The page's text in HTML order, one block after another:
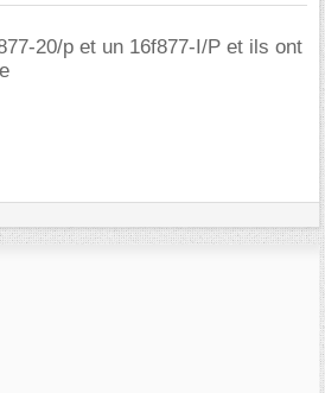
20/p et un 16f877-I/P et ils ont